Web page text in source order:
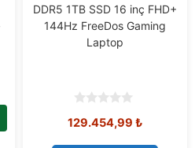
DDR5 1TB SSD 16 inç FHD+
144Hz FreeDos Gaming
Laptop
o
129.454,99 ₺